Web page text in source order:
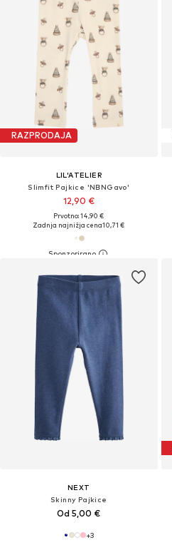
RAZPRODAJA
LIL'ATELIER
Slimfit Pajkice 'NBNGavo'
12,90 €
Prvotno: 14,90 €
Zadnja najnižja cena10,71 €
NEXT
Skinny Pajkice
Od 5,00 €
+3